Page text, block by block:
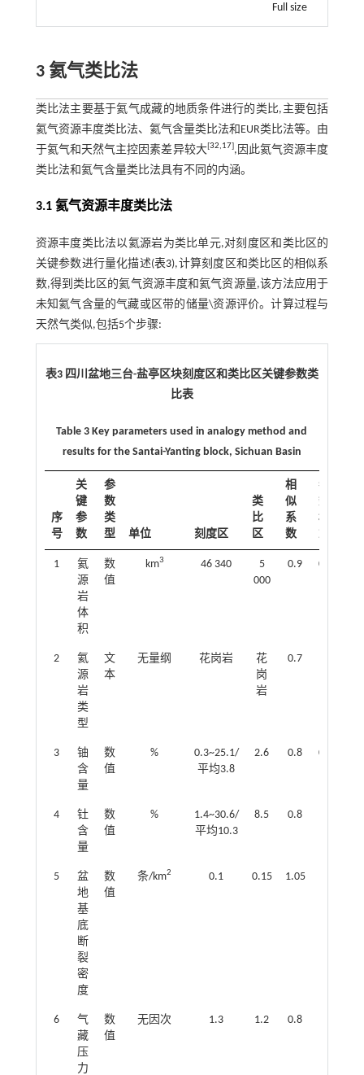
Full size
3 氦气类比法
类比法主要基于氦气成藏的地质条件进行的类比,主要包括
氦气资源丰度类比法、氦气含量类比法和EUR类比法等。由
于氦气和天然气主控因素差异较大[32,17],因此氦气资源丰度
类比法和氦气含量类比法具有不同的内涵。
3.1 氦气资源丰度类比法
资源丰度类比法以氦源岩为类比单元,对刻度区和类比区的
关键参数进行量化描述(表3),计算刻度区和类比区的相似系
数,得到类比区的氦气资源丰度和氦气资源量,该方法应用于
未知氦气含量的气藏或区带的储量\资源评价。计算过程与
天然气类似,包括5个步骤:
表3 四川盆地三台-盐亭区块刻度区和类比区关键参数类
比表
Table 3 Key parameters used in analogy method and
results for the Santai-Yanting block, Sichuan Basin
序
号
关
键
参
数
参
数
类
型
单位 刻度区
类
比
区
相
似
系
数
参
数
权
重
1
氦
源
岩
体
积
数
值
km3 46 340
5
000
0.9 0.15
2
氦
源
岩
类
型
文
本
无量纲 花岗岩
花
岗
岩
0.7
3
铀
含
量
数
值
%
0.3~25.1/
平均3.8
2.6 0.8 0.15
4
钍
含
量
数
值
%
1.4~30.6/
平均10.3
8.5 0.8
5
盆
地
基
底
断
裂
密
度
数
值
条/km2 0.1 0.15 1.05
6
气
藏
压
力
数
值
无因次 1.3 1.2 0.8